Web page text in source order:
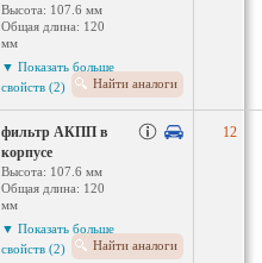
Высота: 107.6 мм
Общая длина: 120
мм
Внутренний
диаметр 1(мм): 14.1
Диаметр прокладки:
31.8 мм
Диаметр: 40 мм
▼ Показать больше
свойств (2)
Найти аналоги
фильтр АКПП в
корпусе
Высота: 107.6 мм
Общая длина: 120
мм
Внутренний
диаметр 1(мм): 14.1
Диаметр прокладки:
▼ Показать больше
свойств (2)
Найти аналоги
12